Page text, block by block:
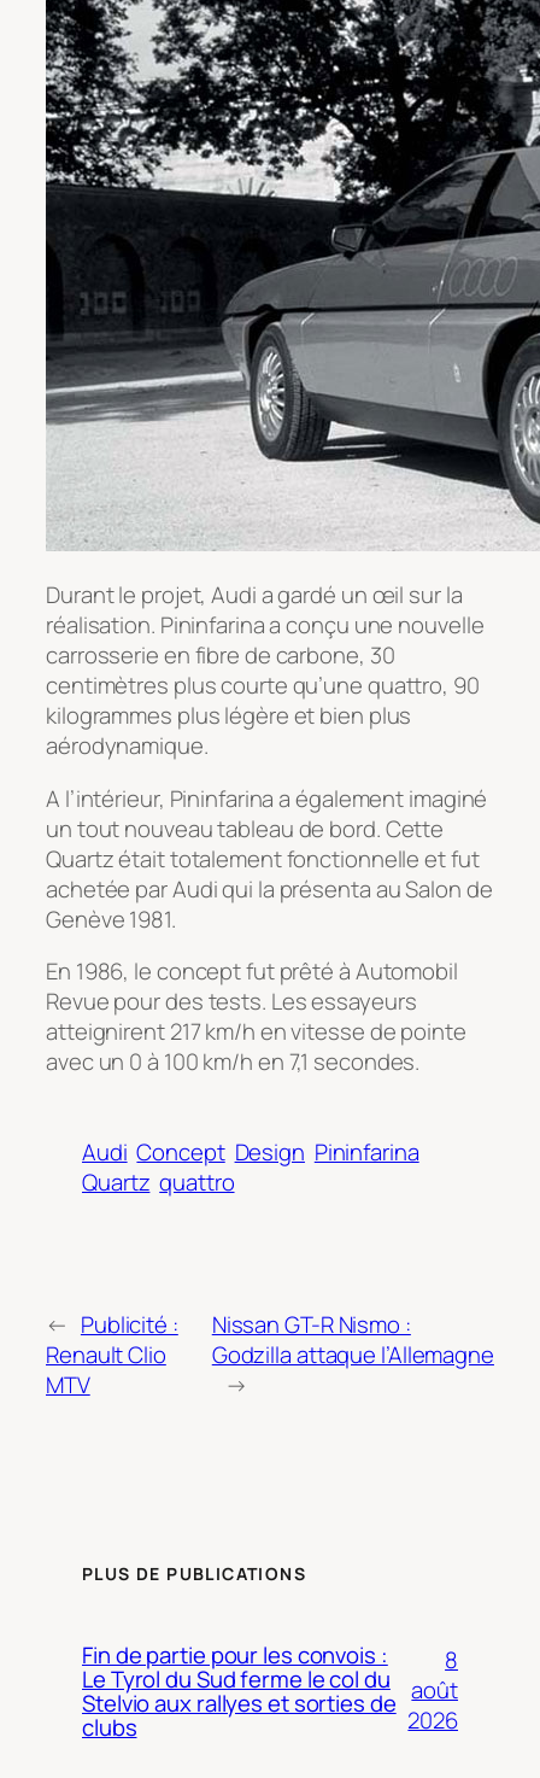
Durant le projet, Audi a gardé un œil sur la
réalisation. Pininfarina a conçu une nouvelle
carrosserie en fibre de carbone, 30
centimètres plus courte qu’une quattro, 90
kilogrammes plus légère et bien plus
aérodynamique.
A l’intérieur, Pininfarina a également imaginé
un tout nouveau tableau de bord. Cette
Quartz était totalement fonctionnelle et fut
achetée par Audi qui la présenta au Salon de
Genève 1981.
En 1986, le concept fut prêté à Automobil
Revue pour des tests. Les essayeurs
atteignirent 217 km/h en vitesse de pointe
avec un 0 à 100 km/h en 7,1 secondes.
Audi Concept Design Pininfarina
Quartz quattro
← Publicité :
Renault Clio
MTV
Nissan GT-R Nismo :
Godzilla attaque l’Allemagne
→
PLUS DE PUBLICATIONS
Fin de partie pour les convois :
Le Tyrol du Sud ferme le col du
Stelvio aux rallyes et sorties de
clubs
8
août
2026